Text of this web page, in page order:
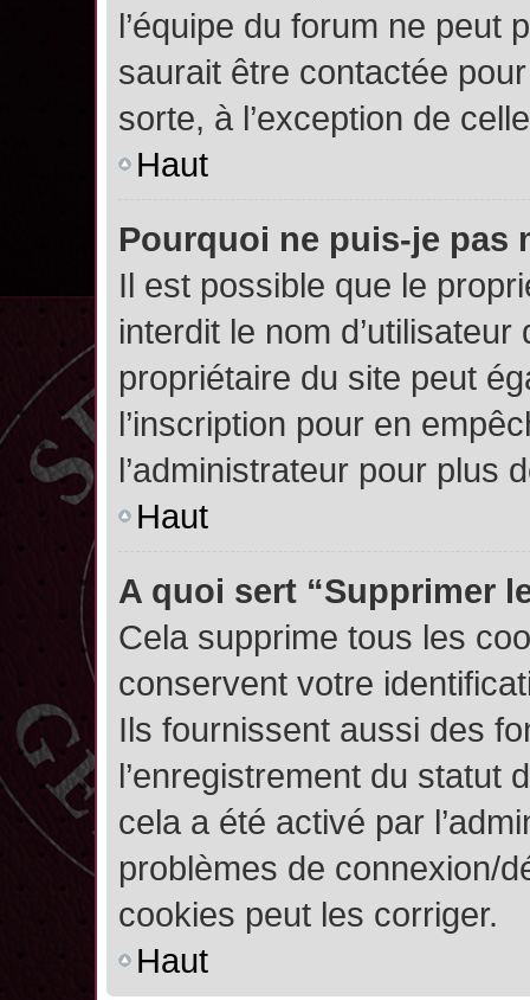
l’équipe du forum ne peut
saurait être contactée
sorte, à l’exception de
Haut
Pourquoi ne puis-je pas
Il est possible que le
interdit le nom
propriétaire du site peut
l’inscription pour en
l’administrateur pour plus
Haut
A quoi sert “Supprimer
Cela supprime tous les
conservent votre
Ils fournissent aussi des
l’enregistrement du statut
cela a été activé par
problèmes de connexion/
cookies peut les corriger.
Haut